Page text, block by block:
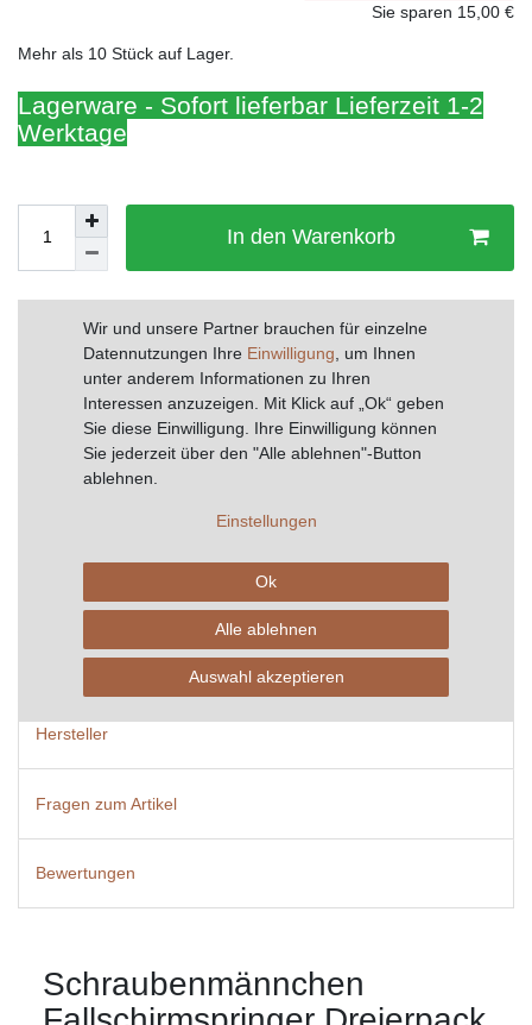
Sie sparen 15,00 €
Mehr als 10 Stück auf Lager.
Lagerware - Sofort lieferbar Lieferzeit 1-2
Werktage
In den Warenkorb
Wunschliste
* inkl. ges. MwSt. zzgl.Versandkosten
Weitere Details
Hersteller
Fragen zum Artikel
Bewertungen
Schraubenmännchen
Wir und unsere Partner brauchen für einzelne
Datennutzungen Ihre Einwilligung , um Ihnen
unter anderem Informationen zu Ihren
Interessen anzuzeigen. Mit Klick auf „Ok“ geben
Sie diese Einwilligung. Ihre Einwilligung können
Sie jederzeit über den "Alle ablehnen"-Button
ablehnen.
Einstellungen
Ok
Alle ablehnen
Auswahl akzeptieren